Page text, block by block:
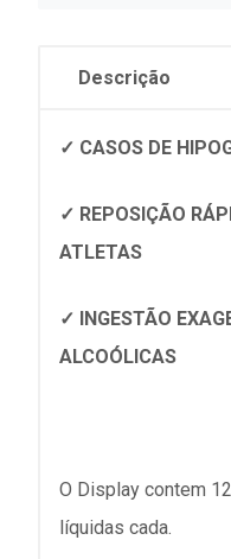
Descrição
✓ CASOS DE
✓ REPOSIÇÃO
ATLETAS
✓ INGESTÃO
ALCOÓLICAS
O Display contem
líquidas cada.